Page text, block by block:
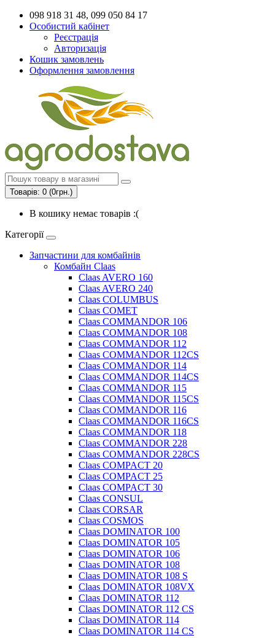
098 918 31 48, 099 050 84 17
Особистий кабінет
Реєстрація
Авторизація
Кошик замовлень
Оформлення замовлення
Товарів: 0 (0грн.)
В кошику немає товарів :(
Категорії
Запчастини для комбайнів
Комбайн Claas
Claas AVERO 160
Claas AVERO 240
Claas COLUMBUS
Claas COMET
Claas COMMANDOR 106
Claas COMMANDOR 108
Claas COMMANDOR 112
Claas COMMANDOR 112CS
Claas COMMANDOR 114
Claas COMMANDOR 114CS
Claas COMMANDOR 115
Claas COMMANDOR 115CS
Claas COMMANDOR 116
Claas COMMANDOR 116CS
Claas COMMANDOR 118
Claas COMMANDOR 228
Claas COMMANDOR 228CS
Claas COMPACT 20
Claas COMPACT 25
Claas COMPACT 30
Claas CONSUL
Claas CORSAR
Claas COSMOS
Claas DOMINATOR 100
Claas DOMINATOR 105
Claas DOMINATOR 106
Claas DOMINATOR 108
Claas DOMINATOR 108 S
Claas DOMINATOR 108VX
Claas DOMINATOR 112
Claas DOMINATOR 112 CS
Claas DOMINATOR 114
Claas DOMINATOR 114 CS